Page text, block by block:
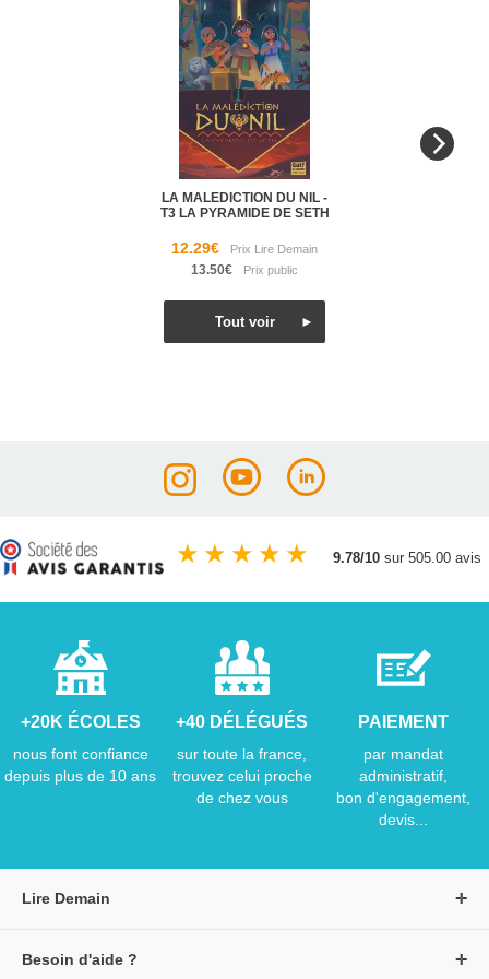
LA MALEDICTION DU NIL -
T3 LA PYRAMIDE DE SETH
12.29€
13.50€
★ ★ ★ ★ ★ 9.78/10 sur 505.00 avis
+20K ÉCOLES
nous font confiance
depuis plus de 10 ans
+40 DÉLÉGUÉS
sur toute la france,
trouvez celui proche
de chez vous
PAIEMENT
par mandat
administratif,
bon d'engagement,
devis...
Lire Demain
Besoin d'aide ?